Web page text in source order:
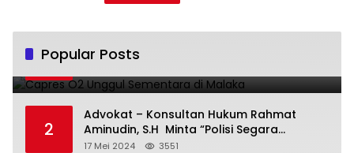
Popular Posts
1 Capres O2 Unggul Sementara di Malaka
2
Advokat – Konsultan Hukum Rahmat
Aminudin, S.H Minta “Polisi Segara
Tuntaskan Kasus Vina”
17 Mei 2024 3551